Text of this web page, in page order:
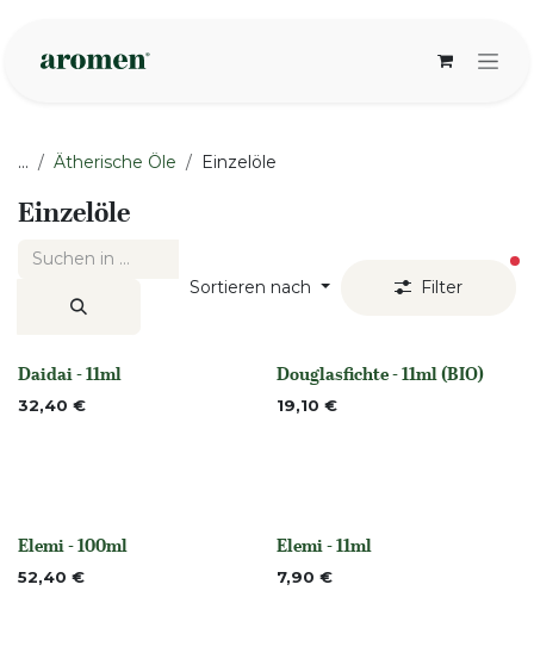
... Ätherische Öle Einzelöle
Einzelöle
Sortieren nach Filter
Nicht vorrättig
Daidai - 11ml
32,40 € None
Douglasfichte - 11ml (BIO)
19,10 €
None
Elemi - 100ml
52,40 € None
Elemi - 11ml
7,90 €